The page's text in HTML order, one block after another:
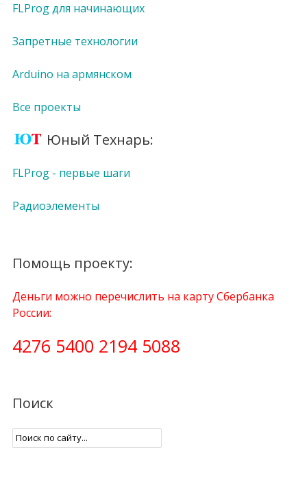
FLProg для начинающих
Запретные технологии
Arduino на армянском
Все проекты
Юный Технарь:
FLProg - первые шаги
Радиоэлементы
Помощь проекту:
Деньги можно перечислить на карту Сбербанка
России:
4276 5400 2194 5088
Поиск